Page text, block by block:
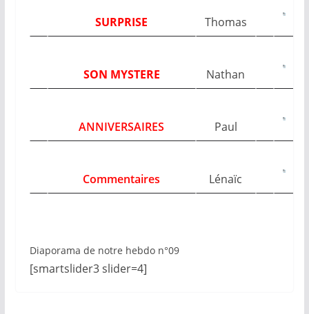
SURPRISE Thomas
SON MYSTERE Nathan
ANNIVERSAIRES Paul
Commentaires Lénaïc
Diaporama de notre hebdo n°09
[smartslider3 slider=4]